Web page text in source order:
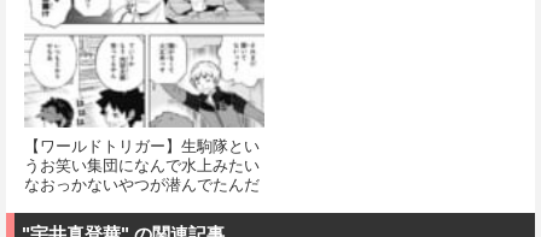
【ワールドトリガー】生駒隊とい
うお笑い集団になんで水上みたい
なおっかないやつが潜んでたんだ